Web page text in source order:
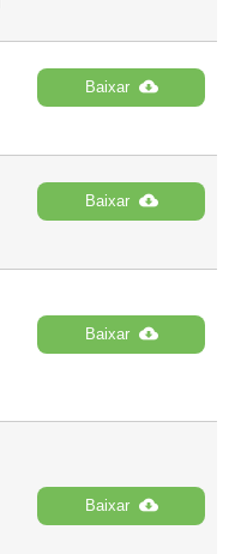
Baixar
Baixar
Baixar
Baixar